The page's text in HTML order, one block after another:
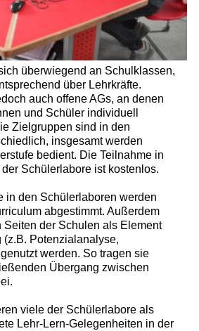
überwiegend an Schulklassen,
über Lehrkräfte.
auch offene AGs, an denen
und Schüler individuell
Zielgruppen sind in den
insgesamt werden
bedient. Die Teilnahme in
Schülerlabore ist kostenlos.
in den Schülerlaboren werden
abgestimmt. Außerdem
Seiten der Schulen als Element
Potenzialanalyse,
werden. So tragen sie
Übergang zwischen
viele der Schülerlabore als
Lehr-Lern-Gelegenheiten in der